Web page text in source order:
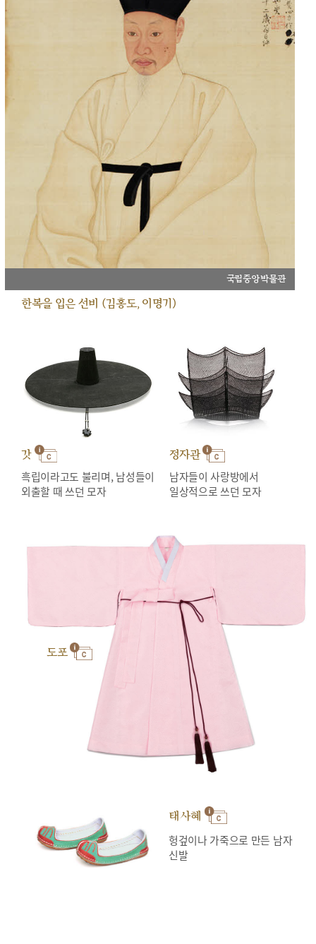
국립중앙박물관
한복을 입은 선비 (김홍도, 이명기)
갓
흑립이라고도 불리며, 남성들이
외출할 때 쓰던 모자
정자관
남자들이 사랑방에서
일상적으로 쓰던 모자
도포
태사혜
헝겊이나 가죽으로 만든 남자
신발